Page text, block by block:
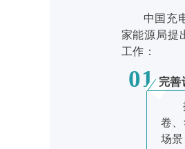
中国充
家能源局提
工作：
01 完善
卷
场